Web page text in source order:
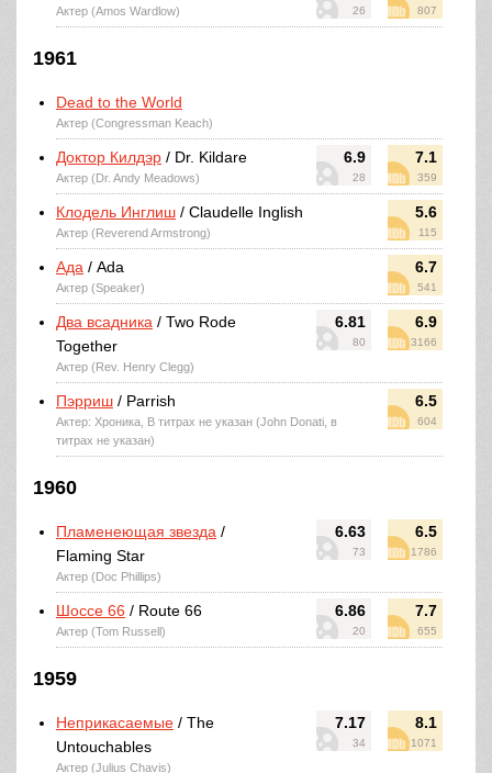
26 807
Актер (Amos Wardlow)
1961
Dead to the World
Актер (Congressman Keach)
6.9
28
7.1
359
Доктор Килдэр / Dr. Kildare
Актер (Dr. Andy Meadows)
5.6
115
Клодель Инглиш / Claudelle Inglish
Актер (Reverend Armstrong)
6.7
541
Ада / Ada
Актер (Speaker)
6.81
80
6.9
3166
Два всадника / Two Rode
Together
Актер (Rev. Henry Clegg)
6.5
604
Пэрриш / Parrish
Актер: Хроника, В титрах не указан (John Donati, в
титрах не указан)
1960
6.63
73
6.5
1786
Пламенеющая звезда /
Flaming Star
Актер (Doc Phillips)
6.86
20
7.7
655
Шоссе 66 / Route 66
Актер (Tom Russell)
1959
7.17
34
8.1
1071
Неприкасаемые / The
Untouchables
Актер (Julius Chavis)